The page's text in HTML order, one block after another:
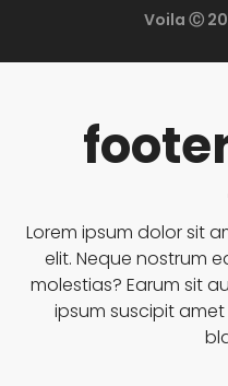
Voila Ⓒ
Lorem ipsum dolor sit
elit. Neque nostrum
molestias? Earum sit
ipsum suscipit